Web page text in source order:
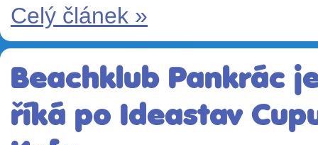
Celý článek »
Beachklub Pankrác
říká po Ideastav